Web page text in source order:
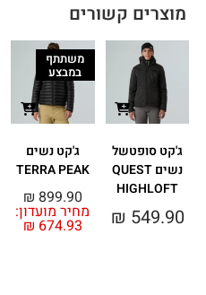
מוצרים קשורים
ג'קט סופטשל
נשים QUEST
HIGHLOFT
₪ 549.90
משתתף
במבצע
ג'קט נשים
TERRA PEAK
מחיר מועדון:
₪ 674.93
₪ 899.90